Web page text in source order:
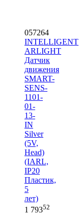
057264
INTELLIGENT
ARLIGHT
Датчик
движения
SMART-
SENS-
1101-
01-
13-
IN
Silver
(5V,
Head)
(IARL,
IP20
Пластик,
5
лет)
1 79352